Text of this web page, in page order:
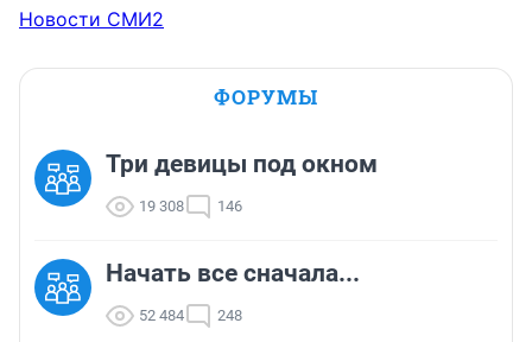
Новости СМИ2
ФОРУМЫ
Три девицы под окном
19 308 146
Начать все сначала...
52 484 248